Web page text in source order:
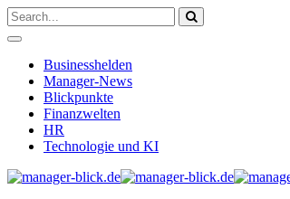
Businesshelden
Manager-News
Blickpunkte
Finanzwelten
HR
Technologie und KI